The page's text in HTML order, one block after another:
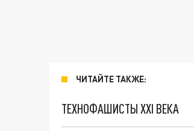
ЧИТАЙТЕ ТАКЖЕ:
ТЕХНОФАШИСТЫ XXI ВЕКА